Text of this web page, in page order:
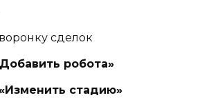
сделок
робота»
стадию»